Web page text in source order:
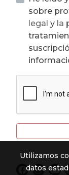
legal y la
Utilizamos
datos